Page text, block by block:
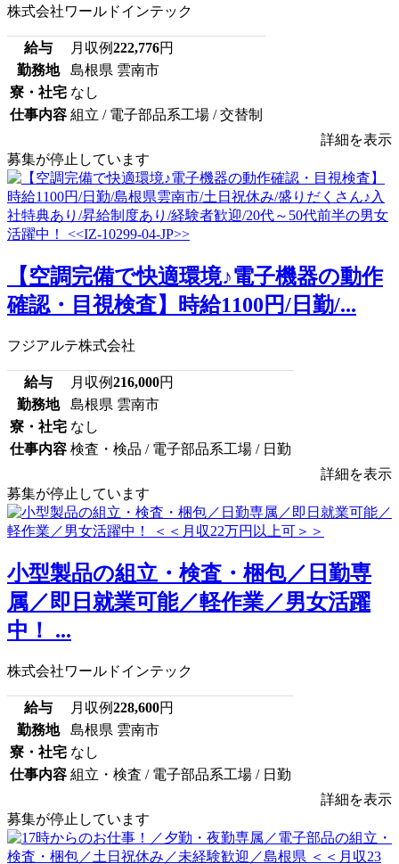
株式会社ワールドインテック
給与 月収例222,776円
勤務地
島根県 雲南市
寮・社宅 なし
仕事内容 組立 / 電子部品系工場 / 交替制
詳細を表示
募集が停止しています
【空調完備で快適環境♪電子機器の動作
確認・目視検査】時給1100円/日勤/...
フジアルテ株式会社
給与 月収例216,000円
勤務地
島根県 雲南市
寮・社宅 なし
仕事内容 検査・検品 / 電子部品系工場 / 日勤
詳細を表示
募集が停止しています
小型製品の組立・検査・梱包／日勤専
属／即日就業可能／軽作業／男女活躍
中！ ...
株式会社ワールドインテック
給与 月収例228,600円
勤務地
島根県 雲南市
寮・社宅 なし
仕事内容 組立・検査 / 電子部品系工場 / 日勤
詳細を表示
募集が停止しています